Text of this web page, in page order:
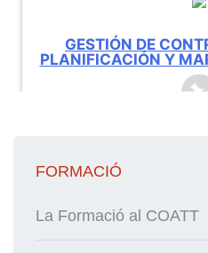
FORMACIÓ
La Formació al COATT